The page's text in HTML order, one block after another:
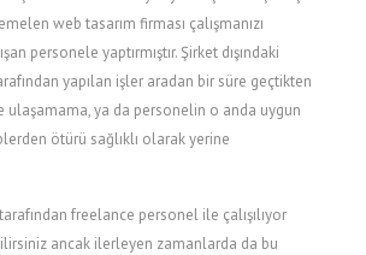
web tasarım firması çalışmanızı
personele yaptırmıştır. Şirket dışındaki
yapılan işler aradan bir süre geçtikten
ulaşamama, ya da personelin o anda uygun
ötürü sağlıklı olarak yerine
freelance personel ile çalışılıyor
ancak ilerleyen zamanlarda da bu